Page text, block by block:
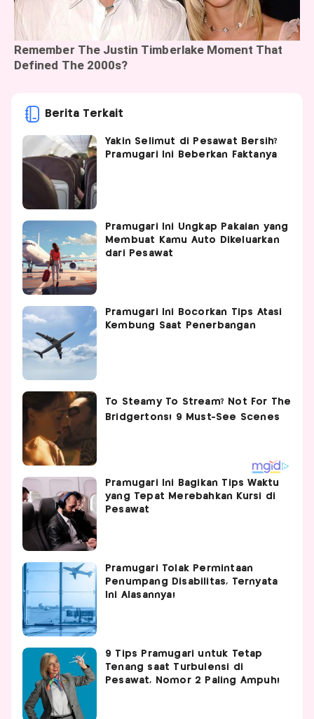
Berita Terkait
Yakin Selimut di Pesawat Bersih?
Pramugari Ini Beberkan Faktanya
Pramugari Ini Ungkap Pakaian yang
Membuat Kamu Auto Dikeluarkan
dari Pesawat
Pramugari Ini Bocorkan Tips Atasi
Kembung Saat Penerbangan
Pramugari Ini Bagikan Tips Waktu
yang Tepat Merebahkan Kursi di
Pesawat
Pramugari Tolak Permintaan
Penumpang Disabilitas, Ternyata
Ini Alasannya!
9 Tips Pramugari untuk Tetap
Tenang saat Turbulensi di
Pesawat, Nomor 2 Paling Ampuh!